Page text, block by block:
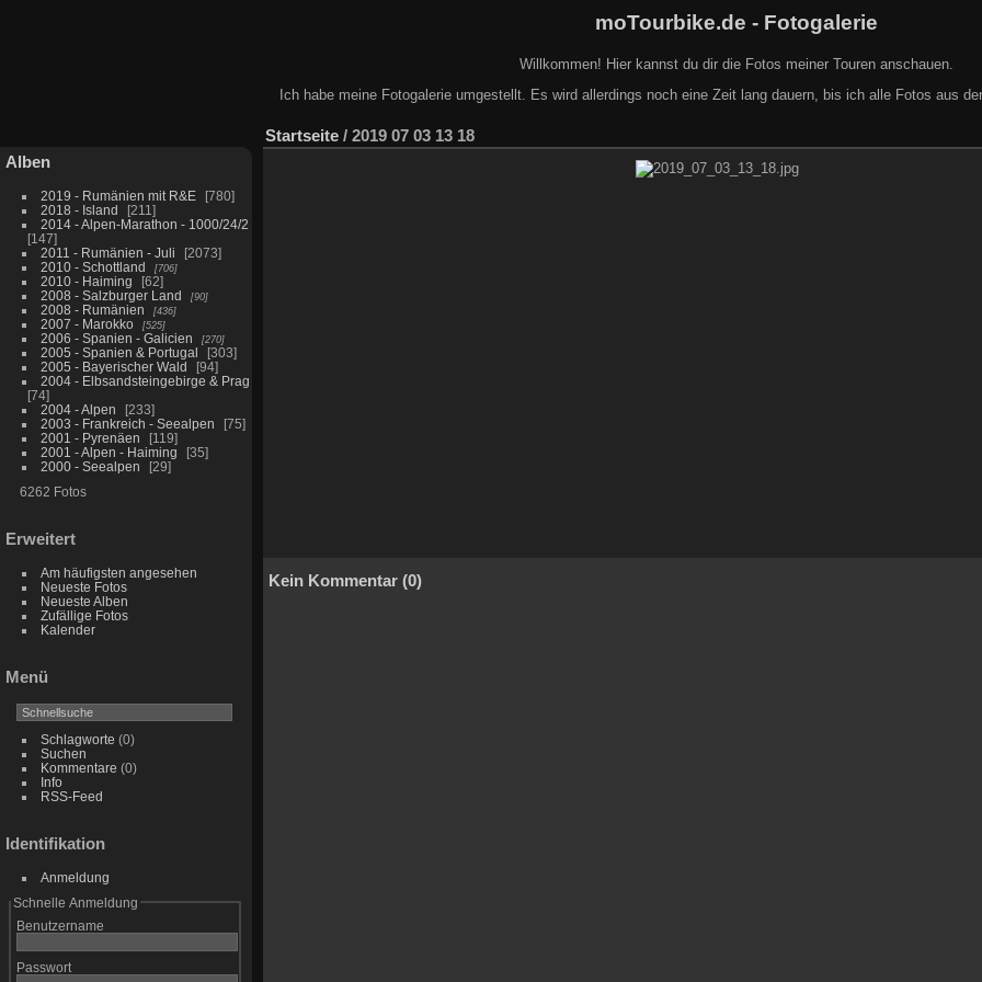
moTourbike.de - Fotogalerie
Willkommen! Hier kannst du dir die Fotos meiner Touren anschauen.
Ich habe meine Fotogalerie umgestellt. Es wird allerdings noch eine Zeit lang dauern, bis ich alle Fotos aus
Alben
2019 - Rumänien mit R&E
780
2018 - Island
211
2014 - Alpen-Marathon - 1000/24/2
147
2011 - Rumänien - Juli
2073
2010 - Schottland
706
2010 - Haiming
62
2008 - Salzburger Land
90
2008 - Rumänien 436
2007 - Marokko 525
2006 - Spanien - Galicien 270
2005 - Spanien & Portugal
303
2005 - Bayerischer Wald
94
2004 - Elbsandsteingebirge & Prag
74
2004 - Alpen
233
2003 - Frankreich - Seealpen
75
2001 - Pyrenäen
119
2001 - Alpen - Haiming
35
2000 - Seealpen
29
6262 Fotos
Erweitert
Am häufigsten angesehen
Neueste Fotos
Neueste Alben
Zufällige Fotos
Kalender
Menü
Schlagworte (0)
Suchen
Kommentare (0)
Info
RSS-Feed
Identifikation
Anmeldung
Schnelle Anmeldung
Benutzername
Passwort
Startseite / 2019 07 03 13 18
Kein Kommentar (0)